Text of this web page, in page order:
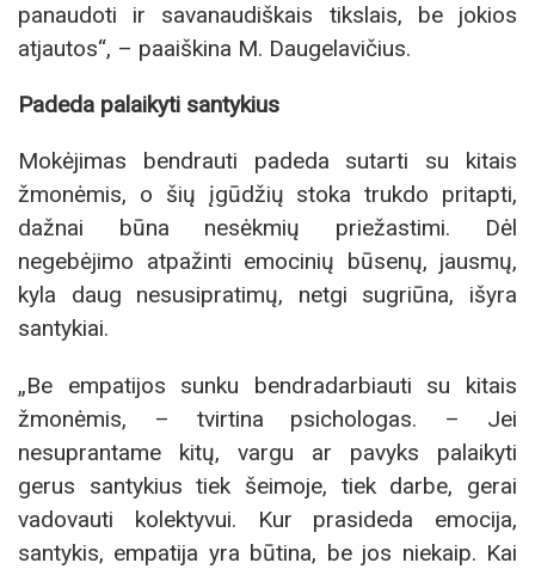
panaudoti ir savanaudiškais tikslais, be jokios
atjautos“, – paaiškina M. Daugelavičius.
Padeda palaikyti santykius
Mokėjimas bendrauti padeda sutarti su kitais
žmonėmis, o šių įgūdžių stoka trukdo pritapti,
dažnai būna nesėkmių priežastimi. Dėl
negebėjimo atpažinti emocinių būsenų, jausmų,
kyla daug nesusipratimų, netgi sugriūna, išyra
santykiai.
„Be empatijos sunku bendradarbiauti su kitais
žmonėmis, – tvirtina psichologas. – Jei
nesuprantame kitų, vargu ar pavyks palaikyti
gerus santykius tiek šeimoje, tiek darbe, gerai
vadovauti kolektyvui. Kur prasideda emocija,
santykis, empatija yra būtina, be jos niekaip. Kai